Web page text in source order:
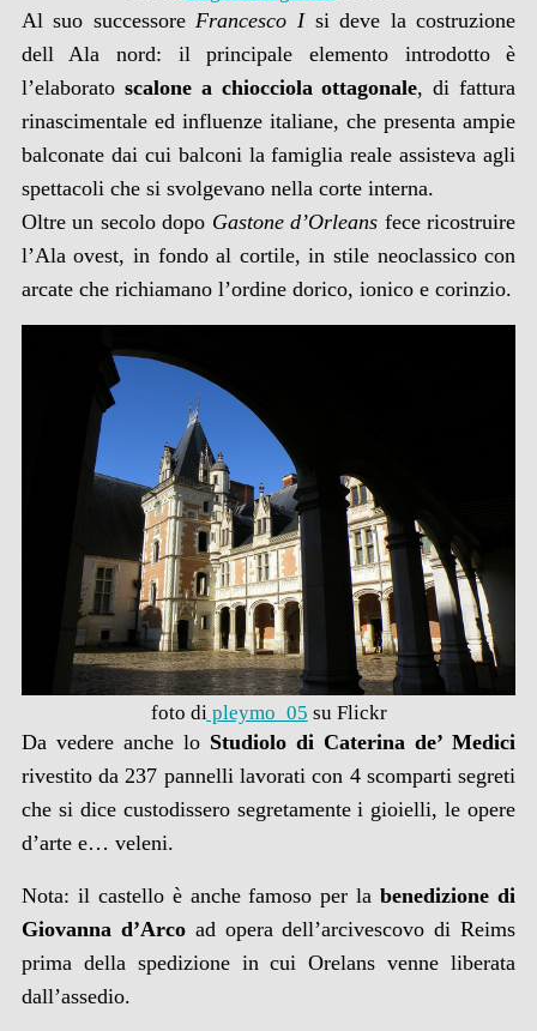
Al suo successoreFrancesco Isi deve la costruzione
dell Ala nord: il principale elemento introdotto è
l’elaboratoscalone a chiocciola ottagonale, di fattura
rinascimentale ed influenze italiane, che presenta ampie
balconate dai cui balconi la famiglia reale assisteva agli
spettacoli che si svolgevano nella corte interna.
Oltre un secolo dopo Gastone d’Orleans fece ricostruire
l’Ala ovest, in fondo al cortile, in stile neoclassico con
arcate che richiamano l’ordine dorico, ionico e corinzio.
foto dipleymo_05 su Flickr
Da vedere anche lo Studiolo di Caterina de’ Medici
rivestito da 237 pannelli lavorati con 4 scomparti segreti
che si dice custodissero segretamente i gioielli, le opere
d’arte e… veleni.
Nota: il castello è anche famoso per labenedizione di
Giovanna d’Arcoad opera dell’arcivescovo di Reims
prima della spedizione in cui Orelans venne liberata
dall’assedio.